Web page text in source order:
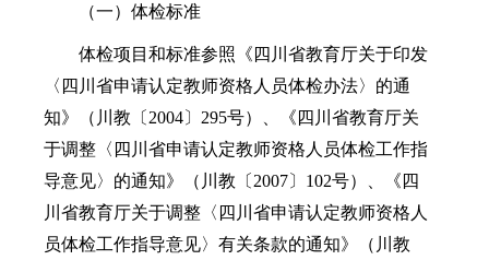
（一）体检标准
体检项目和标准参照《四川省教育厅关于印发
〈四川省申请认定教师资格人员体检办法〉的通
知》（川教〔2004〕295号）、《四川省教育厅关
于调整〈四川省申请认定教师资格人员体检工作指
导意见〉的通知》（川教〔2007〕102号）、《四
川省教育厅关于调整〈四川省申请认定教师资格人
员体检工作指导意见〉有关条款的通知》（川教